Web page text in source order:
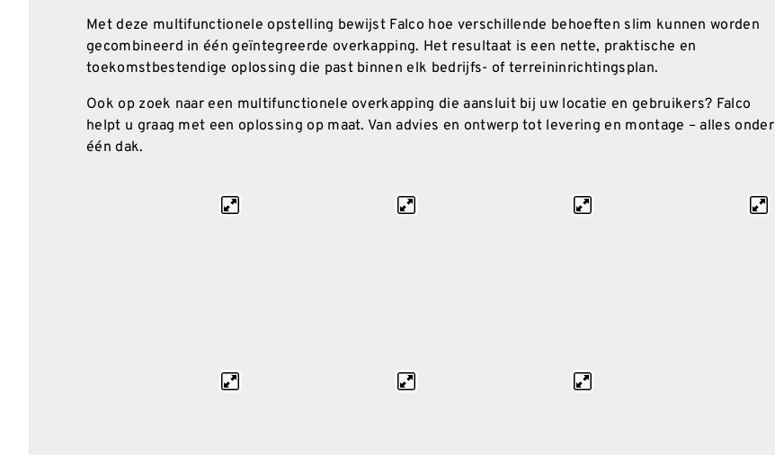
Met deze multifunctionele opstelling bewijst Falco hoe verschillende behoeften slim kunnen worden
gecombineerd in één geïntegreerde overkapping. Het resultaat is een nette, praktische en
toekomstbestendige oplossing die past binnen elk bedrijfs- of terreininrichtingsplan.
Ook op zoek naar een multifunctionele overkapping die aansluit bij uw locatie en gebruikers? Falco
helpt u graag met een oplossing op maat. Van advies en ontwerp tot levering en montage – alles onder
één dak.